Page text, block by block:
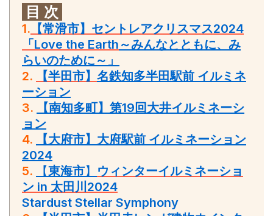
目 次
1. 【常滑市】 セントレアクリスマス2024
「Love the Earth ～みんなとともに、み
らいのために～」
2.
【半田市】 名鉄知多半田駅前 イルミネ
ーション
3.
【南知多町】第19回大井イルミネーシ
ョン
4.
【大府市】大府駅前 イルミネーション
2024
5.
【東海市】 ウィンターイルミネーショ
ン in 太田川2024
Stardust Stellar Symphony